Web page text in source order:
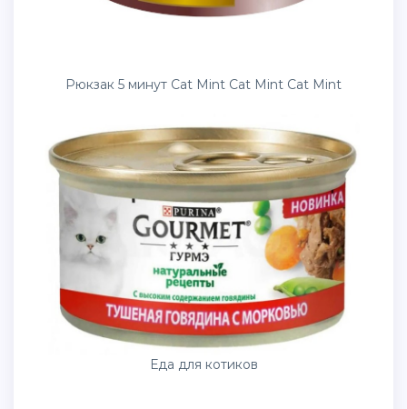
Рюкзак 5 минут Cat Mint Cat Mint Cat Mint
Еда для котиков